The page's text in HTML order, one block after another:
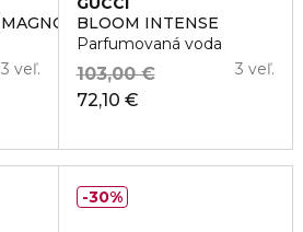
3 veľ.
BLOOM INTENSE
Parfumovaná voda
72,10 €
103,00 € 3 veľ.
30%